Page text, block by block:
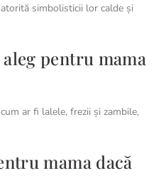
simbolisticii lor calde și
pentru mama
ar fi lalele, frezii și zambile,
mama dacă